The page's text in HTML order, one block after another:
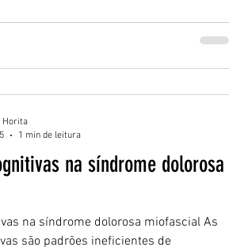
na síndrome dolorosa
na síndrome dolorosa miofascial As
são padrões ineficientes de
Horita
1 min de leitura